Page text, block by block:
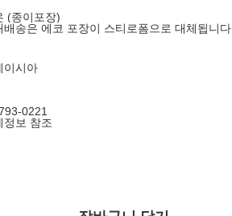
(종이포장)
배송은 에코 포장이 스티로폼으로 대체됩니다.
이시아
0221
정보 참조